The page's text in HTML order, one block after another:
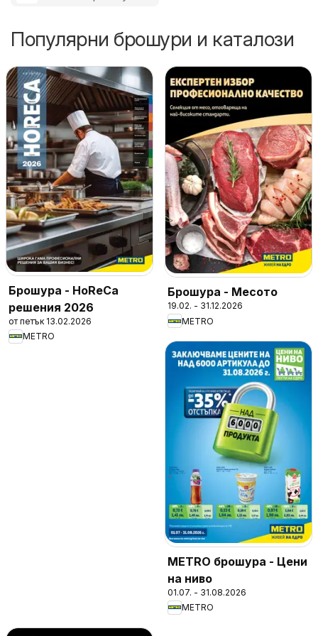
Популярни брошури и каталози
Брошура - HoReCa
решения 2026
от петък 13.02.2026
METRO
Брошура - Месото
19.02. - 31.12.2026
METRO
METRO брошура - Цени
на ниво
01.07. - 31.08.2026
METRO